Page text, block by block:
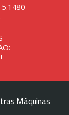
Máquinas